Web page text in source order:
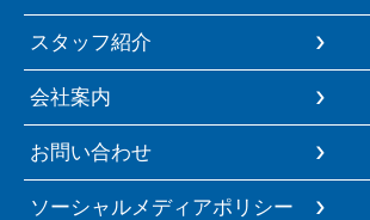
スタッフ紹介
会社案内
お問い合わせ
ソーシャルメディアポリシー